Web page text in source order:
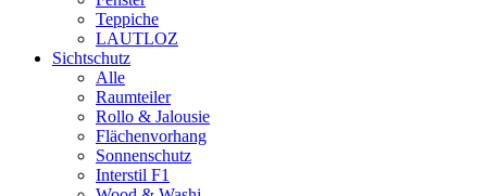
Teppiche
LAUTLOZ
Sichtschutz
Alle
Raumteiler
Rollo & Jalousie
Flächenvorhang
Sonnenschutz
Interstil F1